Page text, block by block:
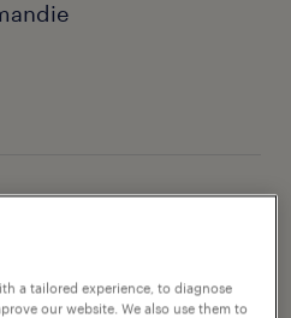
a tailored experience, to diagnose
our website. We also use them to